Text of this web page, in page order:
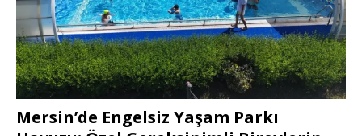
Mersin’de Engelsiz Yaşam Parkı